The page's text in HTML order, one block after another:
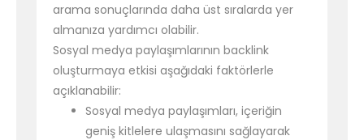
arama sonuçlarında daha üst sıralarda yer
almanıza yardımcı olabilir.
Sosyal medya paylaşımlarının backlink
oluşturmaya etkisi aşağıdaki faktörlerle
açıklanabilir:
Sosyal medya paylaşımları, içeriğin
geniş kitlelere ulaşmasını sağlayarak